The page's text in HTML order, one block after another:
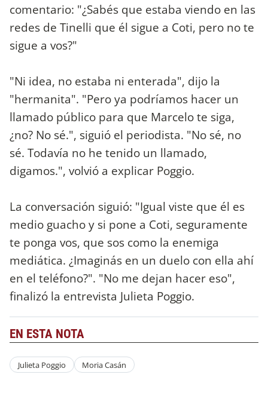
comentario: "¿Sabés que estaba viendo en las
redes de Tinelli que él sigue a Coti, pero no te
sigue a vos?"
"Ni idea, no estaba ni enterada", dijo la
"hermanita". "Pero ya podríamos hacer un
llamado público para que Marcelo te siga,
¿no? No sé.", siguió el periodista. "No sé, no
sé. Todavía no he tenido un llamado,
digamos.", volvió a explicar Poggio.
La conversación siguió: "Igual viste que él es
medio guacho y si pone a Coti, seguramente
te ponga vos, que sos como la enemiga
mediática. ¿Imaginás en un duelo con ella ahí
en el teléfono?". "No me dejan hacer eso",
finalizó la entrevista Julieta Poggio.
EN ESTA NOTA
Julieta Poggio Moria Casán